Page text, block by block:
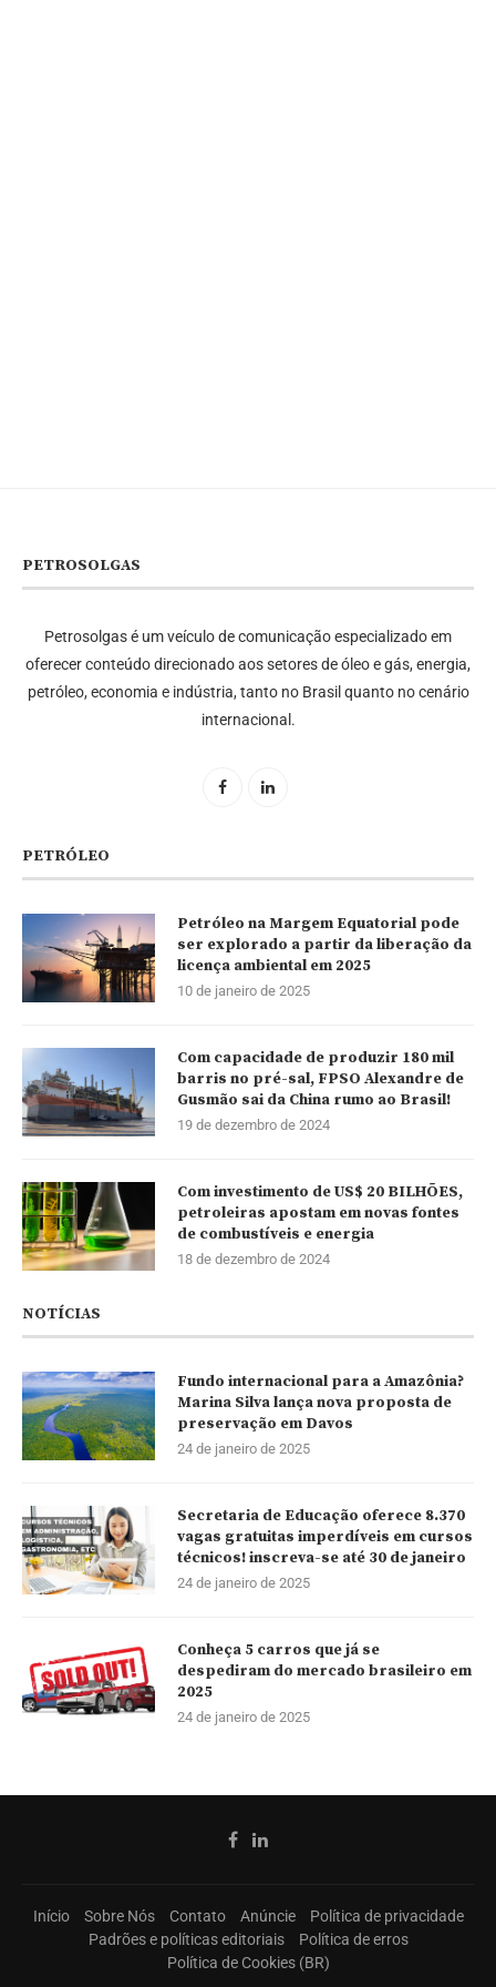
PETROSOLGAS
Petrosolgas é um veículo de comunicação especializado em
oferecer conteúdo direcionado aos setores de óleo e gás, energia,
petróleo, economia e indústria, tanto no Brasil quanto no cenário
internacional.
PETRÓLEO
Petróleo na Margem Equatorial pode
ser explorado a partir da liberação da
licença ambiental em 2025
10 de janeiro de 2025
Com capacidade de produzir 180 mil
barris no pré-sal, FPSO Alexandre de
Gusmão sai da China rumo ao Brasil!
19 de dezembro de 2024
Com investimento de US$ 20 BILHÕES,
petroleiras apostam em novas fontes
de combustíveis e energia
18 de dezembro de 2024
NOTÍCIAS
Fundo internacional para a Amazônia?
Marina Silva lança nova proposta de
preservação em Davos
24 de janeiro de 2025
Secretaria de Educação oferece 8.370
vagas gratuitas imperdíveis em cursos
técnicos! inscreva-se até 30 de janeiro
24 de janeiro de 2025
Conheça 5 carros que já se
despediram do mercado brasileiro em
2025
24 de janeiro de 2025
Início Sobre Nós Contato Anúncie
Política de privacidade
Padrões e políticas editoriais
Política de erros
Política de Cookies (BR)